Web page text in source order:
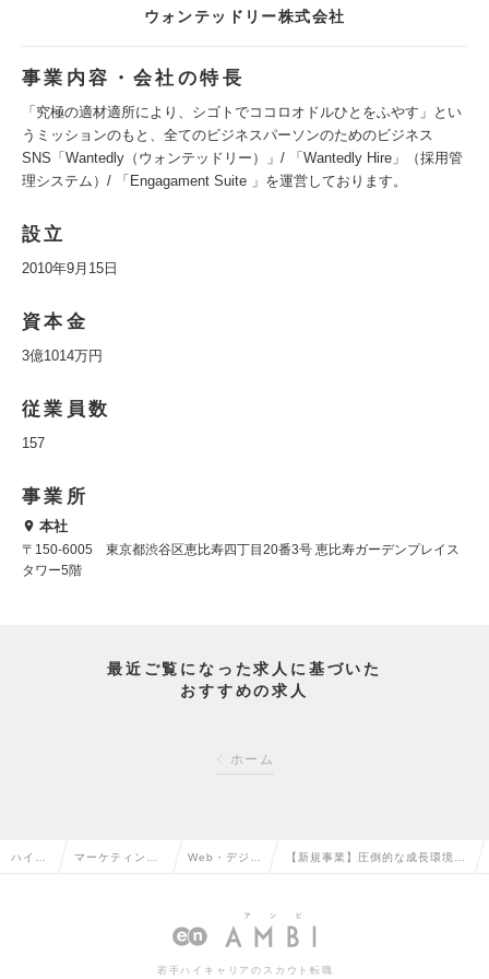
ウォンテッドリー株式会社
事業内容・会社の特長
「究極の適材適所により、シゴトでココロオドルひとをふやす」とい
うミッションのもと、全てのビジネスパーソンのためのビジネス
SNS「Wantedly（ウォンテッドリー）」/ 「Wantedly Hire」（採用管
理システム）/ 「Engagament Suite 」を運営しております。
設立
2010年9月15日
資本金
3億1014万円
従業員数
157
事業所
本社
〒150-6005 東京都渋谷区恵比寿四丁目20番3号 恵比寿ガーデンプレイス
タワー5階
最近ご覧になった求人に基づいた
おすすめの求人
ホーム
ハイク マーケティン Web・デジタ
ングの転職
【新規事業】圧倒的な成長環境で
い方待ってますの求人情報
若手ハイキャリアのスカウト転職